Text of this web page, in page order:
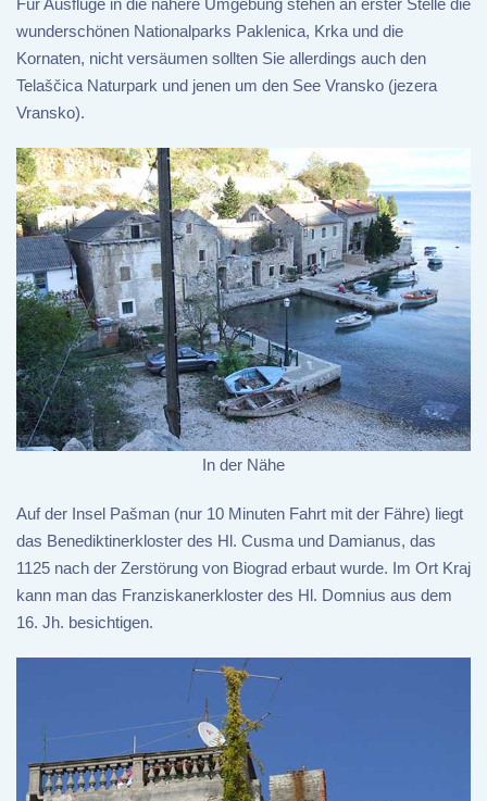
Für Ausflüge in die nähere Umgebung stehen an erster Stelle die
wunderschönen Nationalparks Paklenica, Krka und die
Kornaten, nicht versäumen sollten Sie allerdings auch den
Telaščica Naturpark und jenen um den See Vransko (jezera
Vransko).
In der Nähe
Auf der Insel Pašman (nur 10 Minuten Fahrt mit der Fähre) liegt
das Benediktinerkloster des Hl. Cusma und Damianus, das
1125 nach der Zerstörung von Biograd erbaut wurde. Im Ort Kraj
kann man das Franziskanerkloster des Hl. Domnius aus dem
16. Jh. besichtigen.